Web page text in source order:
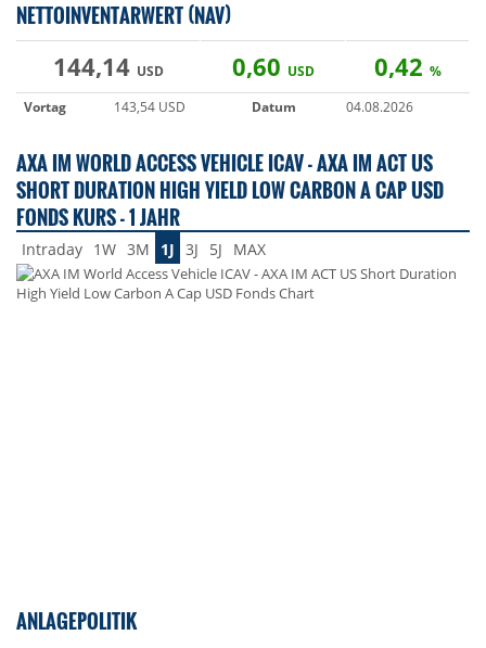
NETTOINVENTARWERT (NAV)
144,14 USD 0,60 USD 0,42 %
Vortag
143,54 USD Datum 04.08.2026
AXA IM WORLD ACCESS VEHICLE ICAV - AXA IM ACT US
SHORT DURATION HIGH YIELD LOW CARBON A CAP USD
FONDS KURS - 1 JAHR
Intraday 1W 3M 1J 3J 5J MAX
ANLAGEPOLITIK